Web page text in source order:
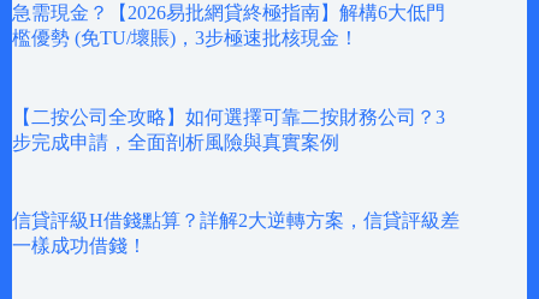
急需現金？【2026易批網貸終極指南】解構6大低門
檻優勢 (免TU/壞賬)，3步極速批核現金！
【二按公司全攻略】如何選擇可靠二按財務公司？3
步完成申請，全面剖析風險與真實案例
信貸評級H借錢點算？詳解2大逆轉方案，信貸評級差
一樣成功借錢！